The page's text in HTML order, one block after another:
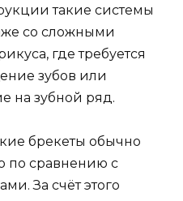
такие системы
со сложными
где требуется
зубов или
на зубной ряд.
брекеты обычно
по сравнению с
За счёт этого